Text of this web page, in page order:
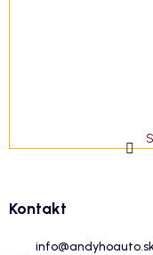
Kontakt
info@